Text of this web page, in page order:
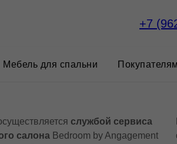
+7
Мебель для спальни Покупателям
службой сервиса
салона Bedroom by Angagement